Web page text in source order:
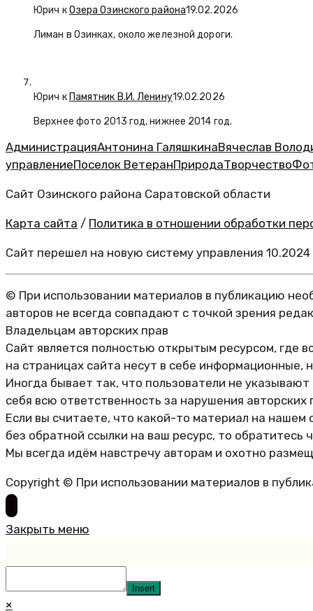
Юрич кОзера Озинского района19.02.2026
Лиман в Озинках, около железной дороги.
Юрич кПамятник В.И. Ленину19.02.2026
Верхнее фото 2013 год, нижнее 2014 год.
АдминистрацияАнтонина ГаляшкинаВячеслав
управлениеПоселок ВетеранПриродаТворчество
Сайт Озинского района Саратовской области
Карта сайта / Политика в отношении обработки
Сайт перешел на новую систему управления 10.2024
© При использовании материалов в публикацию
авторов не всегда совпадают с точкой зрения
Владельцам авторских прав
Сайт является полностью открытым ресурсом, где
на страницах сайта несут в себе информационные,
Иногда бывает так, что пользователи не
себя всю ответственность за нарушения авторских
Если вы считаете, что какой-то материал на
без обратной ссылки на ваш ресурс, то обратитесь
Мы всегда идём навстречу авторам и охотно
Copyright © При использовании материалов в
Закрыть меню
Insert
×